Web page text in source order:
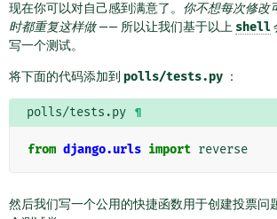
现在你可以对自己感到满意了。 你不想每次修改
时都重复这样做—— 所以让我们基于以上 shell
写一个测试。
将下面的代码添加到 polls/tests.py ：
polls/tests.py ¶
from django.urls import reverse
然后我们写一个公用的快捷函数用于创建投票问